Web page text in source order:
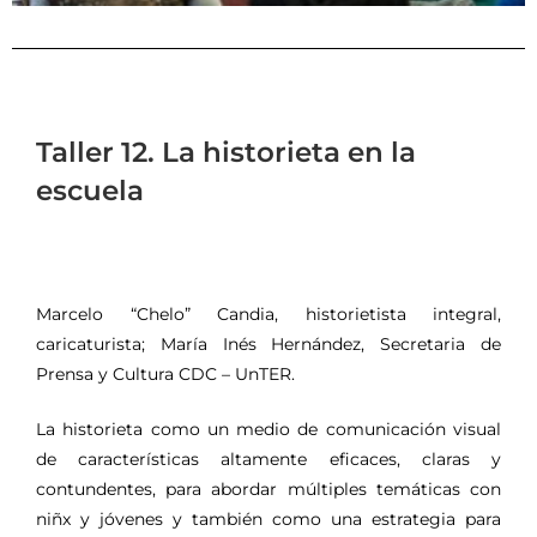
Taller 12. La historieta en la
escuela
Marcelo “Chelo” Candia, historietista integral,
caricaturista; María Inés Hernández, Secretaria de
Prensa y Cultura CDC – UnTER.
La historieta como un medio de comunicación visual
de características altamente eficaces, claras y
contundentes, para abordar múltiples temáticas con
niñx y jóvenes y también como una estrategia para